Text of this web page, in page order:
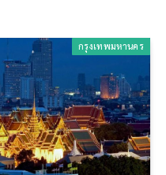
กรุงเทพมหานคร